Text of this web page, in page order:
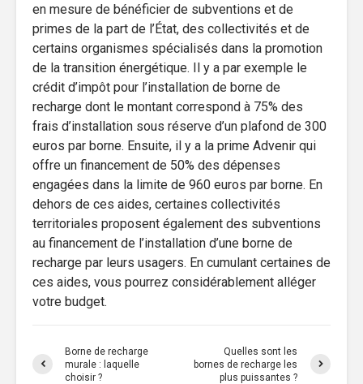
en mesure de bénéficier de subventions et de
primes de la part de l’État, des collectivités et de
certains organismes spécialisés dans la promotion
de la transition énergétique. Il y a par exemple le
crédit d’impôt pour l’installation de borne de
recharge dont le montant correspond à 75% des
frais d’installation sous réserve d’un plafond de 300
euros par borne. Ensuite, il y a la prime Advenir qui
offre un financement de 50% des dépenses
engagées dans la limite de 960 euros par borne. En
dehors de ces aides, certaines collectivités
territoriales proposent également des subventions
au financement de l’installation d’une borne de
recharge par leurs usagers. En cumulant certaines de
ces aides, vous pourrez considérablement alléger
votre budget.
Borne de recharge
murale : laquelle
choisir ?
Quelles sont les
bornes de recharge les
plus puissantes ?